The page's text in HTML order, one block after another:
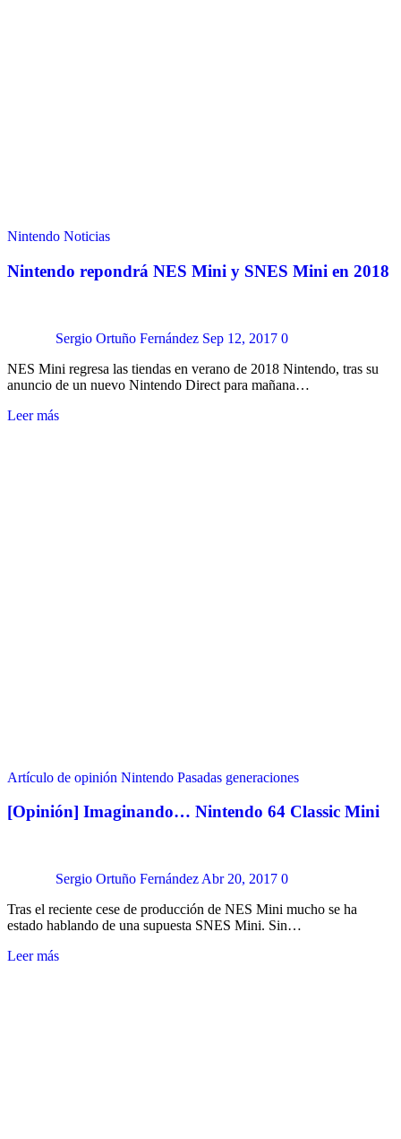
Nintendo Noticias
Nintendo repondrá NES Mini y SNES Mini en 2018
Sergio Ortuño Fernández Sep 12, 2017 0
NES Mini regresa las tiendas en verano de 2018 Nintendo, tras su
anuncio de un nuevo Nintendo Direct para mañana…
Leer más
Artículo de opinión Nintendo Pasadas generaciones
[Opinión] Imaginando… Nintendo 64 Classic Mini
Sergio Ortuño Fernández Abr 20, 2017 0
Tras el reciente cese de producción de NES Mini mucho se ha
estado hablando de una supuesta SNES Mini. Sin…
Leer más